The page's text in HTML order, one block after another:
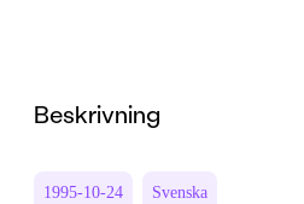
Beskrivning
1995-10-24 Svenska